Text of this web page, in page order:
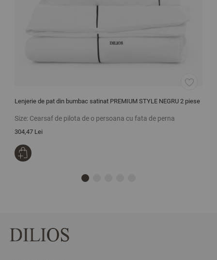
Lenjerie de pat din bumbac satinat PREMIUM STYLE NEGRU 2 piese
Size: Cearsaf de pilota de o persoana cu fata de perna
304,47 Lei